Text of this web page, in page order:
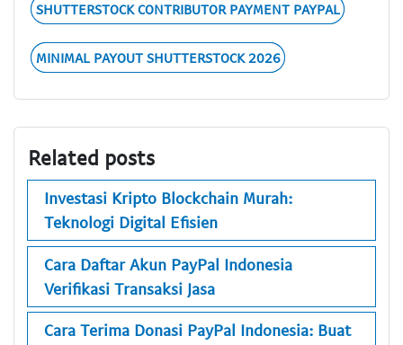
SHUTTERSTOCK CONTRIBUTOR PAYMENT PAYPAL
MINIMAL PAYOUT SHUTTERSTOCK 2026
Related posts
Investasi Kripto Blockchain Murah:
Teknologi Digital Efisien
Cara Daftar Akun PayPal Indonesia
Verifikasi Transaksi Jasa
Cara Terima Donasi PayPal Indonesia: Buat